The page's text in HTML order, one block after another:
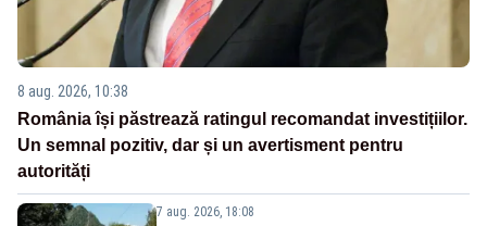
8 aug. 2026, 10:38
România își păstrează ratingul recomandat investițiilor.
Un semnal pozitiv, dar și un avertisment pentru
autorități
7 aug. 2026, 18:08